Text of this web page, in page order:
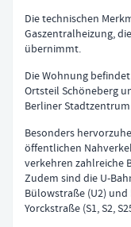
Die technischen
Gaszentralheizung,
übernimmt.
Die Wohnung
Ortsteil Schöneberg
Berliner
Besonders
öffentlichen
verkehren zahlreiche
Zudem sind die U-
Bülowstraße (U2)
Yorckstraße (S1, S2,